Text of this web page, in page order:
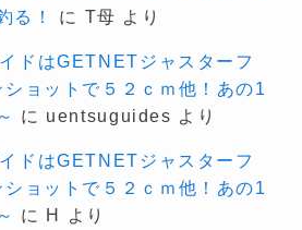
る！
に T母 より
ドはGETNETジャスターフ
ョットで５２ｃｍ他！あの1
に uentsuguides より
ドはGETNETジャスターフ
ョットで５２ｃｍ他！あの1
に H より